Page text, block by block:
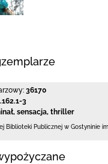
36170
3
sensacja, thriller
Biblioteki Publicznej w Gostyninie